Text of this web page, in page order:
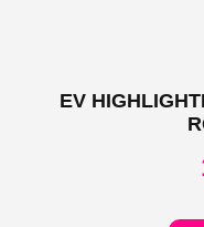
EV